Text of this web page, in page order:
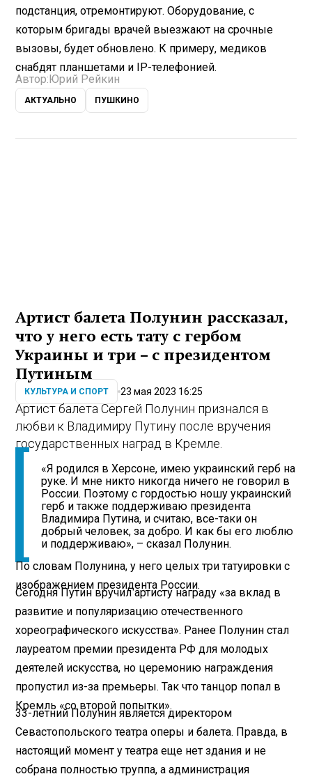
подстанция, отремонтируют. Оборудование, с
которым бригады врачей выезжают на срочные
вызовы, будет обновлено. К примеру, медиков
снабдят планшетами и IP-телефонией.
Автор: Юрий Рейкин
АКТУАЛЬНО ПУШКИНО
Артист балета Полунин рассказал,
что у него есть тату с гербом
Украины и три – с президентом
Путиным
КУЛЬТУРА И СПОРТ 23 мая 2023 16:25
Артист балета Сергей Полунин признался в
любви к Владимиру Путину после вручения
государственных наград в Кремле.
«Я родился в Херсоне, имею украинский герб на
руке. И мне никто никогда ничего не говорил в
России. Поэтому с гордостью ношу украинский
герб и также поддерживаю президента
Владимира Путина, и считаю, все-таки он
добрый человек, за добро. И как бы его люблю
и поддерживаю», – сказал Полунин.
По словам Полунина, у него целых три татуировки с
изображением президента России.
Сегодня Путин вручил артисту награду «за вклад в
развитие и популяризацию отечественного
хореографического искусства». Ранее Полунин стал
лауреатом премии президента РФ для молодых
деятелей искусства, но церемонию награждения
пропустил из-за премьеры. Так что танцор попал в
Кремль «со второй попытки».
33-летний Полунин является директором
Севастопольского театра оперы и балета. Правда, в
настоящий момент у театра еще нет здания и не
собрана полностью труппа, а администрация